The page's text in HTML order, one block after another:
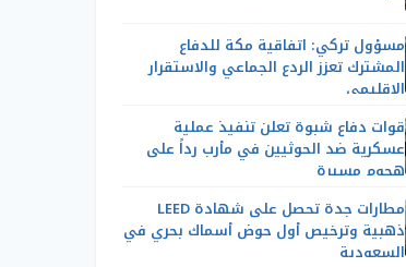
مسؤول تركي: اتفاقية مكة للدفاع
المشترك تعزز الردع الجماعي والاستقرار
الإقليمي
قوات دفاع شبوة تعلن تنفيذ عملية
عسكرية ضد الحوثيين في مأرب رداً على
هجوم مسيرة
مطارات جدة تحصل على شهادة LEED
ذهبية وترخيص أول حوض أسماك بحري في
السعودية